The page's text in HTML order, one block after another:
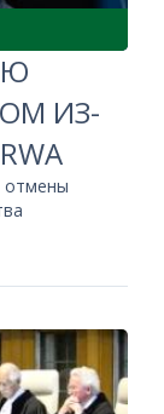
ИЗ-
отмены